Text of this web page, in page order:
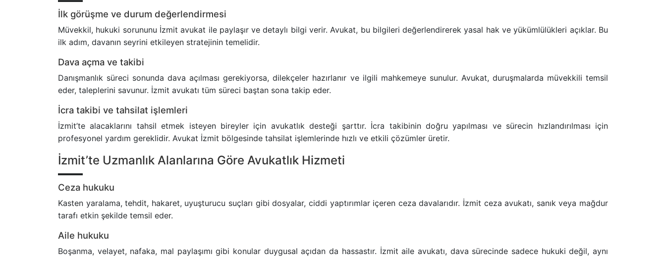
İlk görüşme ve durum değerlendirmesi
Müvekkil, hukuki sorununu İzmit avukat ile paylaşır ve detaylı bilgi verir. Avukat, bu bilgileri değerlendirerek yasal hak ve yükümlülükleri açıklar. Bu
ilk adım, davanın seyrini etkileyen stratejinin temelidir.
Dava açma ve takibi
Danışmanlık süreci sonunda dava açılması gerekiyorsa, dilekçeler hazırlanır ve ilgili mahkemeye sunulur. Avukat, duruşmalarda müvekkili temsil
eder, taleplerini savunur. İzmit avukatı tüm süreci baştan sona takip eder.
İcra takibi ve tahsilat işlemleri
İzmit’te alacaklarını tahsil etmek isteyen bireyler için avukatlık desteği şarttır. İcra takibinin doğru yapılması ve sürecin hızlandırılması için
profesyonel yardım gereklidir. Avukat İzmit bölgesinde tahsilat işlemlerinde hızlı ve etkili çözümler üretir.
İzmit’te Uzmanlık Alanlarına Göre Avukatlık Hizmeti
Ceza hukuku
Kasten yaralama, tehdit, hakaret, uyuşturucu suçları gibi dosyalar, ciddi yaptırımlar içeren ceza davalarıdır. İzmit ceza avukatı, sanık veya mağdur
tarafı etkin şekilde temsil eder.
Aile hukuku
Boşanma, velayet, nafaka, mal paylaşımı gibi konular duygusal açıdan da hassastır. İzmit aile avukatı, dava sürecinde sadece hukuki değil, aynı